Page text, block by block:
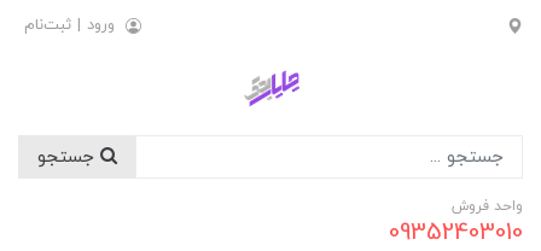
ورود | ثبت‌نام
واحد فروش
09352403010